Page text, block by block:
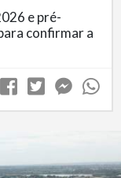
e pré-
confirmar a